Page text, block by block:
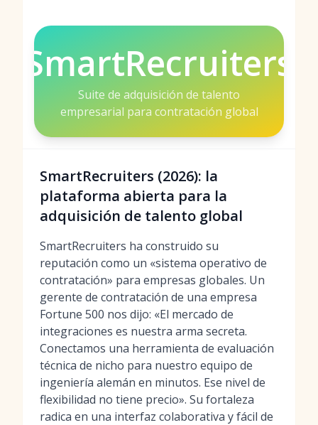
SmartRecruiters
Suite de adquisición de talento
empresarial para contratación global
SmartRecruiters (2026): la
plataforma abierta para la
adquisición de talento global
SmartRecruiters ha construido su
reputación como un «sistema operativo de
contratación» para empresas globales. Un
gerente de contratación de una empresa
Fortune 500 nos dijo: «El mercado de
integraciones es nuestra arma secreta.
Conectamos una herramienta de evaluación
técnica de nicho para nuestro equipo de
ingeniería alemán en minutos. Ese nivel de
flexibilidad no tiene precio». Su fortaleza
radica en una interfaz colaborativa y fácil de